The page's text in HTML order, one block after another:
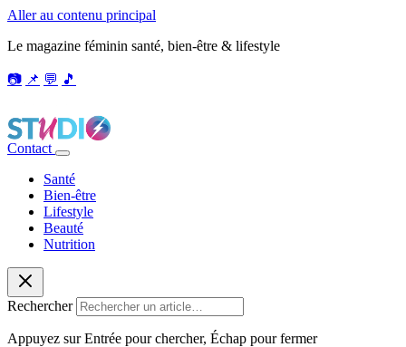
Aller au contenu principal
Le magazine féminin santé, bien-être & lifestyle
📷 📌 💬 🎵
Contact
Santé
Bien-être
Lifestyle
Beauté
Nutrition
Rechercher
Appuyez sur Entrée pour chercher, Échap pour fermer